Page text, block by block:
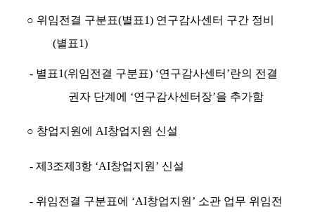
○ 위임전결 구분표(별표1) 연구감사센터 구간 정비
(별표1)
- 별표1(위임전결 구분표) ‘연구감사센터 ’란의 전결
권자 단계에 ‘연구감사센터장’을 추가함
○ 창업지원에 AI창업지원 신설
- 제 3조제 3항 ‘AI창업지원 ’ 신설
- 위임전결 구분표에 ‘AI창업지원 ’ 소관 업무 위임전